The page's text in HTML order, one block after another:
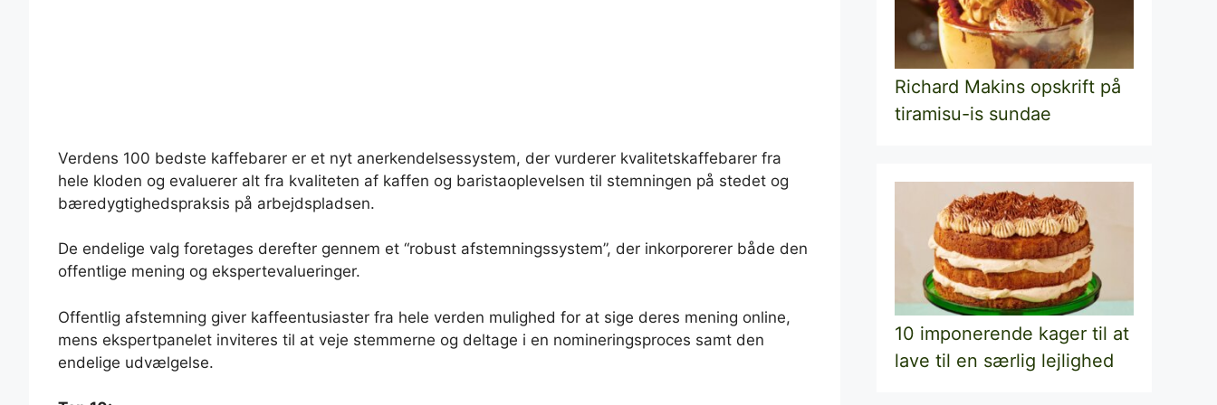
Verdens 100 bedste kaffebarer er et nyt anerkendelsessystem, der vurderer kvalitetskaffebarer fra
hele kloden og evaluerer alt fra kvaliteten af ​​kaffen og baristaoplevelsen til stemningen på stedet og
bæredygtighedspraksis på arbejdspladsen.
De endelige valg foretages derefter gennem et “robust afstemningssystem”, der inkorporerer både den
offentlige mening og ekspertevalueringer.
Offentlig afstemning giver kaffeentusiaster fra hele verden mulighed for at sige deres mening online,
mens ekspertpanelet inviteres til at veje stemmerne og deltage i en nomineringsproces samt den
endelige udvælgelse.
Richard Makins opskrift på
tiramisu-is sundae
10 imponerende kager til at
lave til en særlig lejlighed